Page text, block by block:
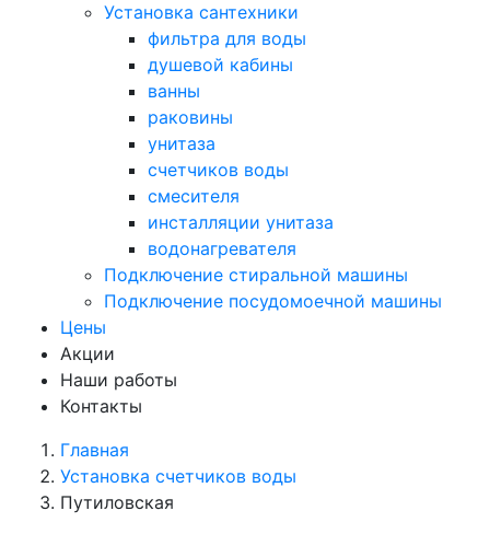
Установка сантехники
фильтра для воды
душевой кабины
ванны
раковины
унитаза
счетчиков воды
смесителя
инсталляции унитаза
водонагревателя
Подключение стиральной машины
Подключение посудомоечной машины
Цены
Акции
Наши работы
Контакты
Главная
Установка счетчиков воды
Путиловская